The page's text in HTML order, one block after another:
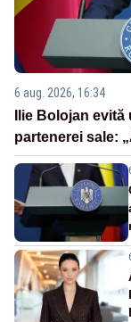
6 aug. 2026, 16:34
Ilie Bolojan
partenerei sale: